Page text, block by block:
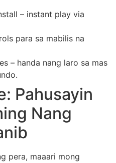
– instant play via
para sa mabilis na
– handa nang laro sa mas
Pahusayin
Nang
pera, maaari mong